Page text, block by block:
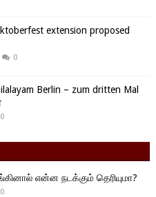
extension proposed
0
Berlin – zum dritten Mal
0
என்ன நடக்கும் தெரியுமா?
0